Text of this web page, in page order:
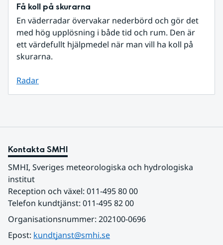
Få koll på skurarna
En väderradar övervakar nederbörd och gör det
med hög upplösning i både tid och rum. Den är
ett värdefullt hjälpmedel när man vill ha koll på
skurarna.
Radar
Kontakta SMHI
SMHI, Sveriges meteorologiska och hydrologiska
institut
Reception och växel: 011-495 80 00
Telefon kundtjänst: 011-495 82 00
Organisationsnummer: 202100-0696
Epost: kundtjanst@smhi.se